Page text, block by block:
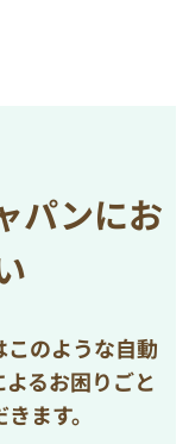
パンにお
このような自動
るお困りごと
ます。